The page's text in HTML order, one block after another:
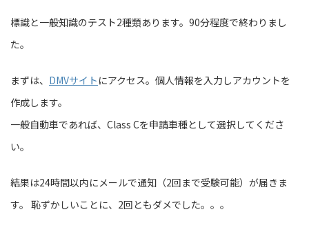
標識と一般知識のテスト2種類あります。90分程度で終わりまし
た。
まずは、 DMVサイト にアクセス。個人情報を入力しアカウントを
作成します。
一般自動車であれば、Class Cを申請車種として選択してくださ
い。
結果は24時間以内にメールで通知（2回まで受験可能）が届きま
す。 恥ずかしいことに、2回ともダメでした。。。